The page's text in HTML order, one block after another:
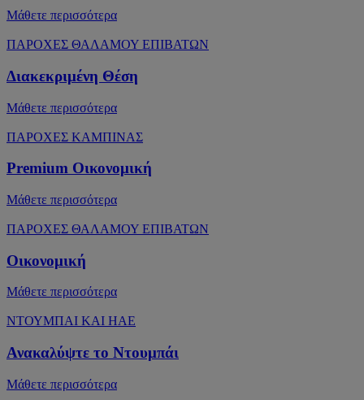
Μάθετε περισσότερα
ΠΑΡΟΧΕΣ ΘΑΛΑΜΟΥ ΕΠΙΒΑΤΩΝ
Διακεκριμένη Θέση
Μάθετε περισσότερα
ΠΑΡΟΧΕΣ ΚΑΜΠΙΝΑΣ
Premium Οικονομική
Μάθετε περισσότερα
ΠΑΡΟΧΕΣ ΘΑΛΑΜΟΥ ΕΠΙΒΑΤΩΝ
Οικονομική
Μάθετε περισσότερα
ΝΤΟΥΜΠΑΙ ΚΑΙ ΗΑΕ
Ανακαλύψτε το Ντουμπάι
Μάθετε περισσότερα